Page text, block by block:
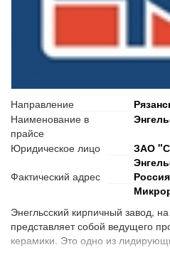
Направление
Наименование в
прайсе
Юридическое лицо
ЗАО
Фактический адрес
Энегльсский кирпичный завод,
представляет собой ведущего
керамики. Это одно из